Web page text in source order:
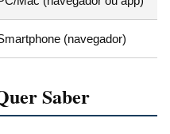
(navegador)
Saber